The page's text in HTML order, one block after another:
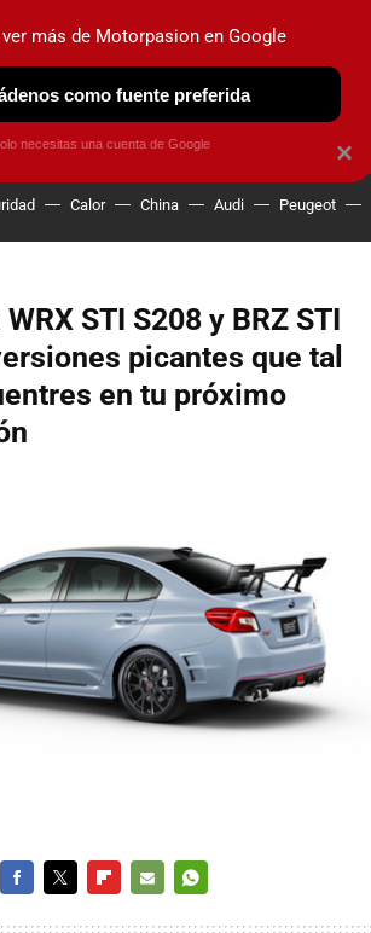
ELÉCTRICOS OBSERVATORIO
Calor China Audi Peugeot
STI S208 y BRZ STI
picantes que tal
en tu próximo
×
ver más de Motorpasion en Google
como fuente preferida
necesitas una cuenta de Google